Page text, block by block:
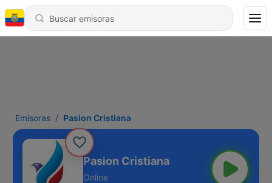
Emisoras Pasion Cristiana
Pasion Cristiana
Online